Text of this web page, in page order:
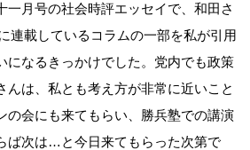
一月号の社会時評エッセイで、和田さ
連載しているコラムの一部を私が引用
になるきっかけでした。党内でも政策
んは、私とも考え方が非常に近いこと
の会にも来てもらい、勝兵塾での講演
ば次は…と今日来てもらった次第で